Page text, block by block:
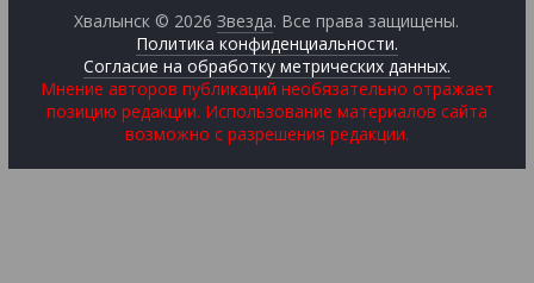
Хвалынск © 2026Звезда. Все права защищены.
Политика конфиденциальности.
Согласие на обработку метрических данных.
Мнение авторов публикаций необязательно отражает
позицию редакции. Использование материалов сайта
возможно с разрешения редакции.